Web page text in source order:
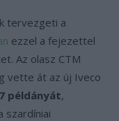
tervezgeti a
ezzel a fejezettel
Az olasz CTM
vette át az új Iveco
példányát,
szardíniai